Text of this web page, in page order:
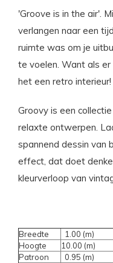
'Groove is in the air'.
verlangen naar een
ruimte was om je
te voelen. Want als
het een retro interieur!
Groovy is een
relaxte ontwerpen.
spannend dessin van
effect, dat doet
kleurverloop van
Breedte
1.00 (m)
Hoogte
10.00 (m)
Patroon
0.95 (m)